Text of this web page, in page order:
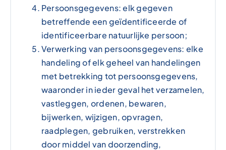
Persoonsgegevens: elk gegeven
betreffende een geïdentificeerde of
identificeerbare natuurlijke persoon;
Verwerking van persoonsgegevens: elke
handeling of elk geheel van handelingen
met betrekking tot persoonsgegevens,
waaronder in ieder geval het verzamelen,
vastleggen, ordenen, bewaren,
bijwerken, wijzigen, opvragen,
raadplegen, gebruiken, verstrekken
door middel van doorzending,